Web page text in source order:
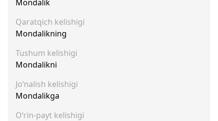
Mondalik
Qaratqich kelishigi
Mondalikning
Tushum kelishigi
Mondalikni
Jo‘nalish kelishigi
Mondalikga
O‘rin-payt kelishigi